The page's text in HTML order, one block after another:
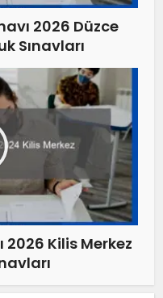
2026 Düzce
Sınavları
2026 Kilis Merkez